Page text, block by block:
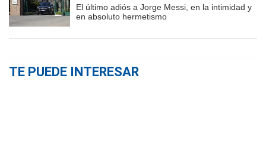
El último adiós a Jorge Messi, en la intimidad y
en absoluto hermetismo
TE PUEDE INTERESAR